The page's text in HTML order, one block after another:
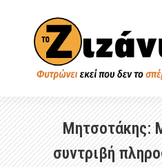
Μητσοτάκης:
συντριβή